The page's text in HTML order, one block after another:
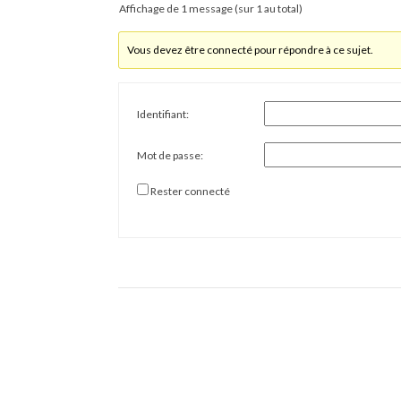
Affichage de 1 message (sur 1 au total)
Vous devez être connecté pour répondre à ce sujet.
Identifiant:
Mot de passe:
Rester connecté